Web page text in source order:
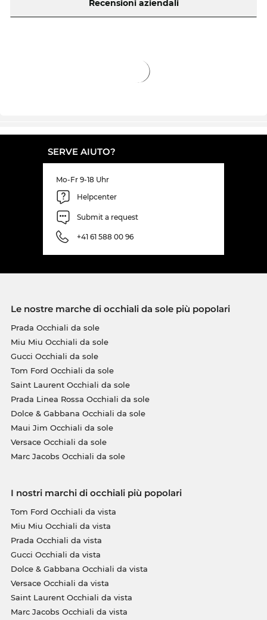
Recensioni aziendali
SERVE AIUTO?
Mo-Fr 9-18 Uhr
Helpcenter
Submit a request
+41 61 588 00 96
Le nostre marche di occhiali da sole più popolari
Prada Occhiali da sole
Miu Miu Occhiali da sole
Gucci Occhiali da sole
Tom Ford Occhiali da sole
Saint Laurent Occhiali da sole
Prada Linea Rossa Occhiali da sole
Dolce & Gabbana Occhiali da sole
Maui Jim Occhiali da sole
Versace Occhiali da sole
Marc Jacobs Occhiali da sole
I nostri marchi di occhiali più popolari
Tom Ford Occhiali da vista
Miu Miu Occhiali da vista
Prada Occhiali da vista
Gucci Occhiali da vista
Dolce & Gabbana Occhiali da vista
Versace Occhiali da vista
Saint Laurent Occhiali da vista
Marc Jacobs Occhiali da vista